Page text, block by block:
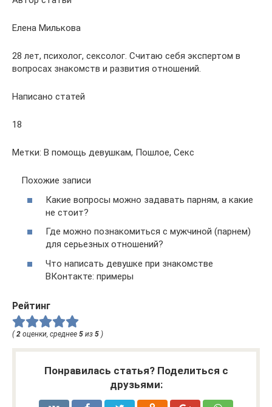
Елена Милькова
28 лет, психолог, сексолог. Считаю себя экспертом в
вопросах знакомств и развития отношений.
Написано статей
18
Метки: В помощь девушкам, Пошлое, Секс
Похожие записи
Какие вопросы можно задавать парням, а какие
не стоит?
Где можно познакомиться с мужчиной (парнем)
для серьезных отношений?
Что написать девушке при знакомстве
ВКонтакте: примеры
Рейтинг
( 2 оценки, среднее 5 из 5 )
Понравилась статья? Поделиться с
друзьями: